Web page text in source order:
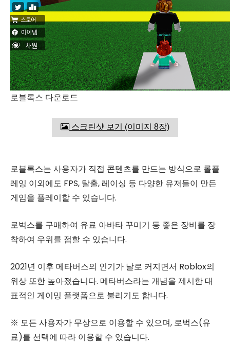
로블록스 다운로드
스크린샷 보기 (이미지 8장)
로블록스는 사용자가 직접 콘텐츠를 만드는 방식으로 롤플
레잉 이외에도 FPS, 탈출, 레이싱 등 다양한 유저들이 만든
게임을 플레이할 수 있습니다.
로벅스를 구매하여 유료 아바타 꾸미기 등 좋은 장비를 장
착하여 우위를 점할 수 있습니다.
2021년 이후 메타버스의 인기가 날로 커지면서 Roblox의
위상 또한 높아졌습니다. 메타버스라는 개념을 제시한 대
표적인 게이밍 플랫폼으로 불리기도 합니다.
※ 모든 사용자가 무상으로 이용할 수 있으며, 로벅스(유
료)를 선택에 따라 이용할 수 있습니다.